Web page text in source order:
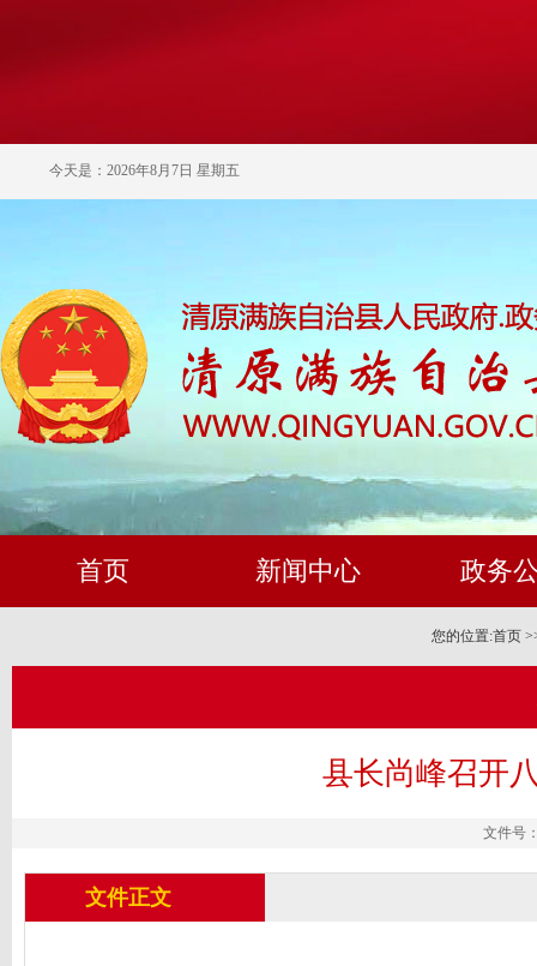
今天是：2026年8月7日 星期五
首页 新闻中心 政务
您的位置:首页
县长尚峰召开
文件号
文件正文